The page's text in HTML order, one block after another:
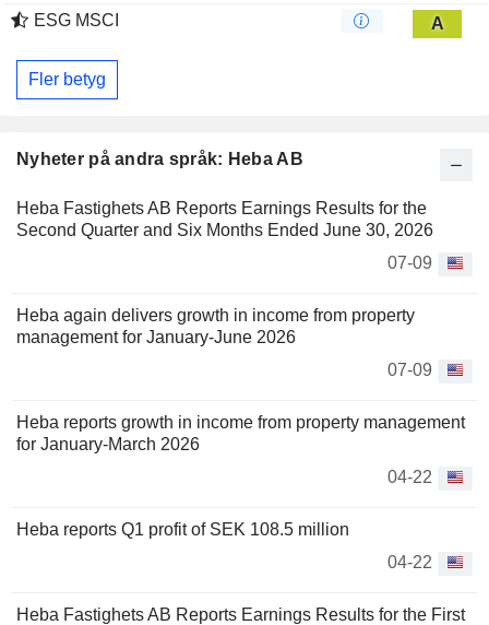
Nyheter på andra språk: Heba AB
Heba Fastighets AB Reports Earnings Results for the
Second Quarter and Six Months Ended June 30, 2026
07-09
Heba again delivers growth in income from property
management for January-June 2026
07-09
Heba reports growth in income from property management
for January-March 2026
04-22
Heba reports Q1 profit of SEK 108.5 million
04-22
Heba Fastighets AB Reports Earnings Results for the First
ESG MSCI
A
Fler betyg